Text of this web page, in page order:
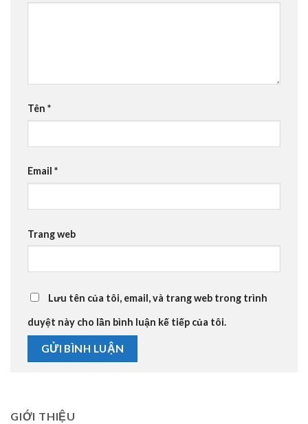
Tên *
Email *
Trang web
Lưu tên của tôi, email, và trang web trong trình
duyệt này cho lần bình luận kế tiếp của tôi.
GIỚI THIỆU